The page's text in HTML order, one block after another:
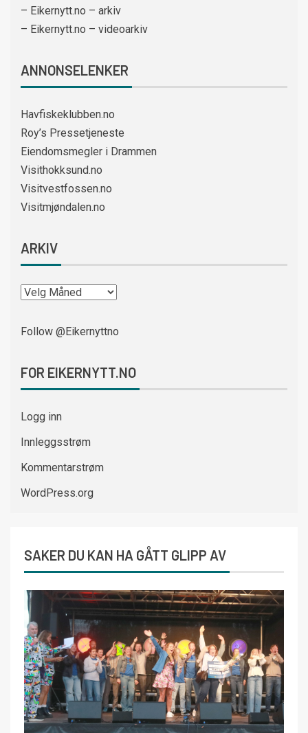
– Eikernytt.no – arkiv
– Eikernytt.no – videoarkiv
ANNONSELENKER
Havfiskeklubben.no
Roy’s Pressetjeneste
Eiendomsmegler i Drammen
Visithokksund.no
Visitvestfossen.no
Visitmjøndalen.no
ARKIV
Follow @Eikernyttno
FOR EIKERNYTT.NO
Logg inn
Innleggsstrøm
Kommentarstrøm
WordPress.org
SAKER DU KAN HA GÅTT GLIPP AV